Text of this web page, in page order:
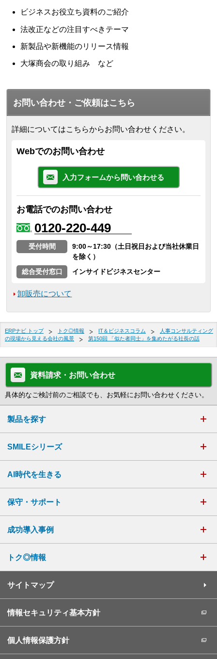
ビジネスお役立ち資料のご紹介
法改正などの注目すべきテーマ
新製品や新機能のリリース情報
大塚商会の取り組み など
お問い合わせ・ご依頼はこちら
詳細についてはこちらからお問い合わせください。
Webでのお問い合わせ
入力フォームから問い合わせる
お電話でのお問い合わせ
0120-220-449
受付時間
9:00～17:30（土日祝日および当社休業日
を除く）
総合受付窓口
インサイドビジネスセンター
卸販売について
ERPナビ トップ トク◎情報 IT＆ビジネスコラム
人事コンサルティング
の現場から見える会社の風景
第150回 「似た者同士」を集めたがる社長の話
資料請求・お問い合わせ
具体的なご検討前のご相談でも、お気軽にお問い合わせください。
製品を探す
SMILEシリーズ
AI時代を生きる
保守・サポート
成功導入事例
トク◎情報
サイトマップ
情報セキュリティ基本方針
個人情報保護方針